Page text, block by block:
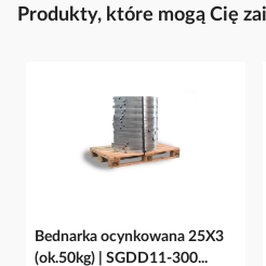
Produkty, które mogą Cię
Bednarka ocynkowana 25X3
(ok.50kg) | SGDD11-300...